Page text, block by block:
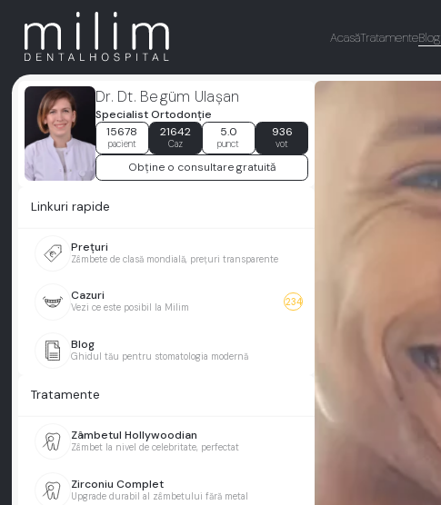
AcasăTratamenteBlog
Dr. Dt. Begüm Ulaşan
Specialist Ortodonţie
15678
pacient
21642
Caz
5.0
punct
936
vot
Obține o consultare gratuită
Linkuri rapide
Prețuri
Zâmbete de clasă mondială, prețuri transparente
Cazuri
Vezi ce este posibil la Milim 234
Blog
Ghidul tău pentru stomatologia modernă
Tratamente
Zâmbetul Hollywoodian
Zâmbet la nivel de celebritate, perfectat
Zirconiu Complet
Upgrade durabil al zâmbetului fără metal